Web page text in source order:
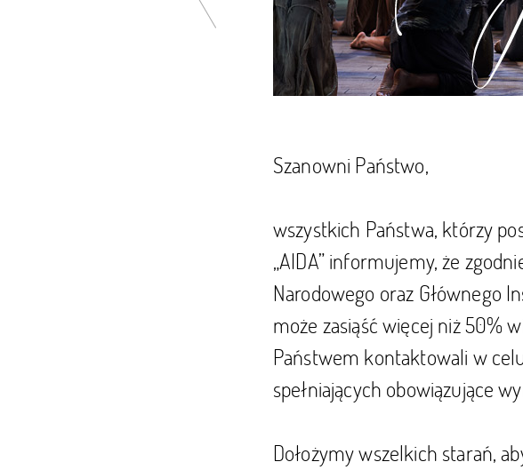
Szanowni Państwo,
wszystkich Państwa, którzy
„AIDA” informujemy, że
Narodowego oraz Głównego
może zasiąść więcej niż 50%
Państwem kontaktowali w
spełniających obowiązujące
Dołożymy wszelkich starań,